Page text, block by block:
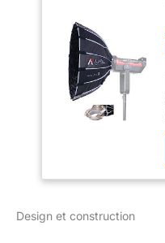
Design et construction